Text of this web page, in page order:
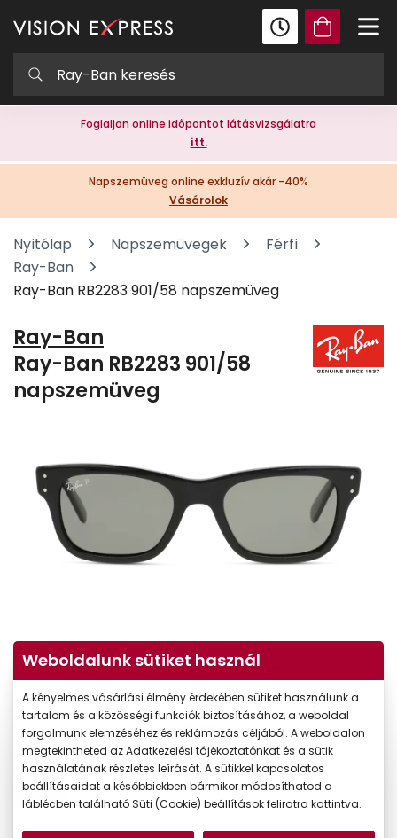
Foglaljon online időpontot látásvizsgálatra
itt.
Napszemüveg online exkluzív akár -40%
Vásárolok
Nyitólap Napszemüvegek
Férfi
Ray-Ban
Ray-Ban RB2283 901/58 napszemüveg
Ray-Ban
Ray-Ban RB2283 901/58
napszemüveg
-20%
Weboldalunk sütiket használ
A kényelmes vásárlási élmény érdekében sütiket használunk a
tartalom és a közösségi funkciók biztosításához, a weboldal
forgalmunk elemzéséhez és reklámozás céljából. A weboldalon
megtekintheted az Adatkezelési tájékoztatónkat és a sütik
használatának részletes leírását. A sütikkel kapcsolatos
beállításaidat a későbbiekben bármikor módosíthatod a
láblécben található Süti (Cookie) beállítások feliratra kattintva.